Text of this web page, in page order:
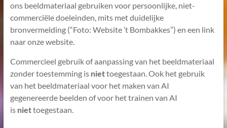
ons beeldmateriaal gebruiken voor persoonlijke, niet-
commerciële doeleinden, mits met duidelijke
bronvermelding (“Foto: Website ’t Bombakkes”) en een link
naar onze website.
Commercieel gebruik of aanpassing van het beeldmateriaal
zonder toestemming is niettoegestaan. Ook het gebruik
van het beeldmateriaal voor het maken van AI
gegenereerde beelden of voor het trainen van AI
is niettoegestaan.